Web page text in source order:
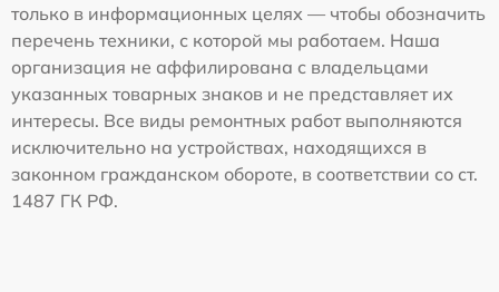
только в информационных целях — чтобы обозначить
перечень техники, с которой мы работаем. Наша
организация не аффилирована с владельцами
указанных товарных знаков и не представляет их
интересы. Все виды ремонтных работ выполняются
исключительно на устройствах, находящихся в
законном гражданском обороте, в соответствии со ст.
1487 ГК РФ.